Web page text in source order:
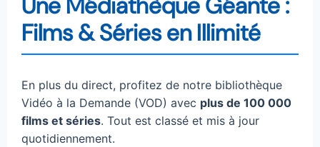
Une Médiathèque Géante :
Films & Séries en Illimité
En plus du direct, profitez de notre bibliothèque
Vidéo à la Demande (VOD) avec plus de 100 000
films et séries. Tout est classé et mis à jour
quotidiennement.